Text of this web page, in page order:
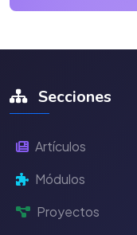
Secciones
Artículos
Módulos
Proyectos